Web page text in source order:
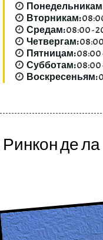
Вторникам:
Средам:08:00 -
Четвергам:
Пятницам:08:00
Субботам:08:00
Воскресеньям:
Ринкон де